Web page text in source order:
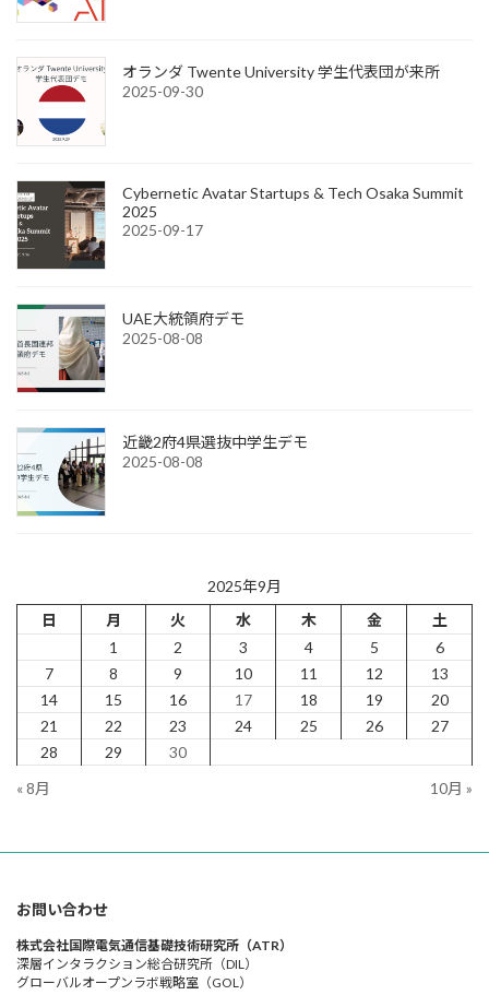
オランダ Twente University 学生代表団が来所
2025-09-30
Cybernetic Avatar Startups & Tech Osaka Summit
2025
2025-09-17
UAE大統領府デモ
2025-08-08
近畿2府4県選抜中学生デモ
2025-08-08
2025年9月
日
月 火 水 木 金
土
1
2 3 4 5
6
7
8 9 10 11 12
13
14
15 16 17 18 19
20
21
22 23 24 25 26
27
28
29
30
« 8月
10月 »
お問い合わせ
株式会社国際電気通信基礎技術研究所（ATR）
深層インタラクション総合研究所（DIL）
グローバルオープンラボ戦略室（GOL）